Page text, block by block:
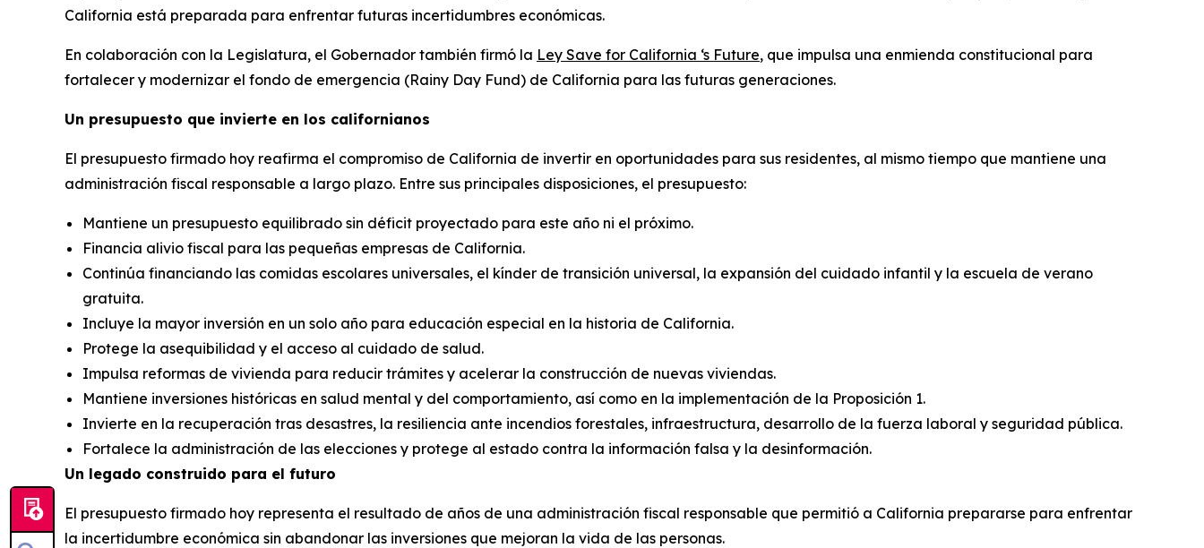
California está preparada para enfrentar futuras incertidumbres económicas.
En colaboración con la Legislatura, el Gobernador también firmó la Ley Save for California ‘s Future, que impulsa una enmienda constitucional para
fortalecer y modernizar el fondo de emergencia (Rainy Day Fund) de California para las futuras generaciones.
Un presupuesto que invierte en los californianos
El presupuesto firmado hoy reafirma el compromiso de California de invertir en oportunidades para sus residentes, al mismo tiempo que mantiene una
administración fiscal responsable a largo plazo. Entre sus principales disposiciones, el presupuesto:
Mantiene un presupuesto equilibrado sin déficit proyectado para este año ni el próximo.
Financia alivio fiscal para las pequeñas empresas de California.
Continúa financiando las comidas escolares universales, el kínder de transición universal, la expansión del cuidado infantil y la escuela de verano
gratuita.
Incluye la mayor inversión en un solo año para educación especial en la historia de California.
Protege la asequibilidad y el acceso al cuidado de salud.
Impulsa reformas de vivienda para reducir trámites y acelerar la construcción de nuevas viviendas.
Mantiene inversiones históricas en salud mental y del comportamiento, así como en la implementación de la Proposición 1.
Invierte en la recuperación tras desastres, la resiliencia ante incendios forestales, infraestructura, desarrollo de la fuerza laboral y seguridad pública.
Fortalece la administración de las elecciones y protege al estado contra la información falsa y la desinformación.
Un legado construido para el futuro
El presupuesto firmado hoy representa el resultado de años de una administración fiscal responsable que permitió a California prepararse para enfrentar
la incertidumbre económica sin abandonar las inversiones que mejoran la vida de las personas.